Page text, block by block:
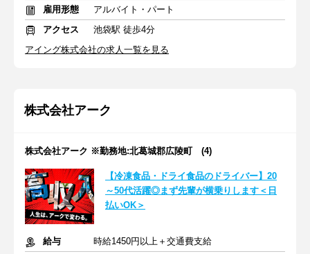
雇用形態
アルバイト・パート
アクセス
池袋駅 徒歩4分
アイング株式会社の求人一覧を見る
株式会社アーク
株式会社アーク ※勤務地:北葛城郡広陵町 (4)
【冷凍食品・ドライ食品のドライバー】20
～50代活躍◎まず先輩が横乗りします＜日
払いOK＞
給与
時給1450円以上＋交通費支給